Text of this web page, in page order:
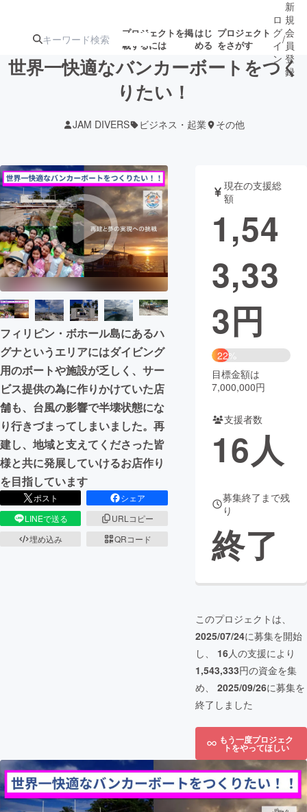
プロジェクトを掲
載するには
はじ
める
プロジェクト
をさがす
ターン
ジェクト
募集終了が近いプ
ロジェクト
アート・写真 音楽
テクノロジー・ガジェット ゲーム・サ
映像・映画
ビジネス・起業
まちづくり・地域活性化
CAMPFIRE for Social Good
CAMPFIRE Creation
CAMPFIREふるさと納税machi-ya コミュニティ
ロ
グ
イ
ン
/
新
規
会
員
登
録
世界一快適なバンカーボートをつく
りたい！
JAM DIVERS ビジネス・起業 その他
フィリピン・ボホール島にあるハ
グナというエリアにはダイビング
用のボートや施設が乏しく、サー
ビス提供の為に作りかけていた店
舗も、台風の影響で半壊状態にな
り行きづまってしまいました。再
建し、地域と支えてくださった皆
様と共に発展していけるお店作り
を目指しています
ポスト
シェア
LINEで送る
URLコピー
埋め込み
QRコード
現在の支援総
額
1,54
3,33
3円
22%
目標金額は
7,000,000円
支援者数
16人
募集終了まで残
り
終了
このプロジェクトは、
2025/07/24に募集を開始
し、 16人の支援により
1,543,333円の資金を集
め、 2025/09/26に募集を
終了しました
もう一度プロジェク
トをやってほしい